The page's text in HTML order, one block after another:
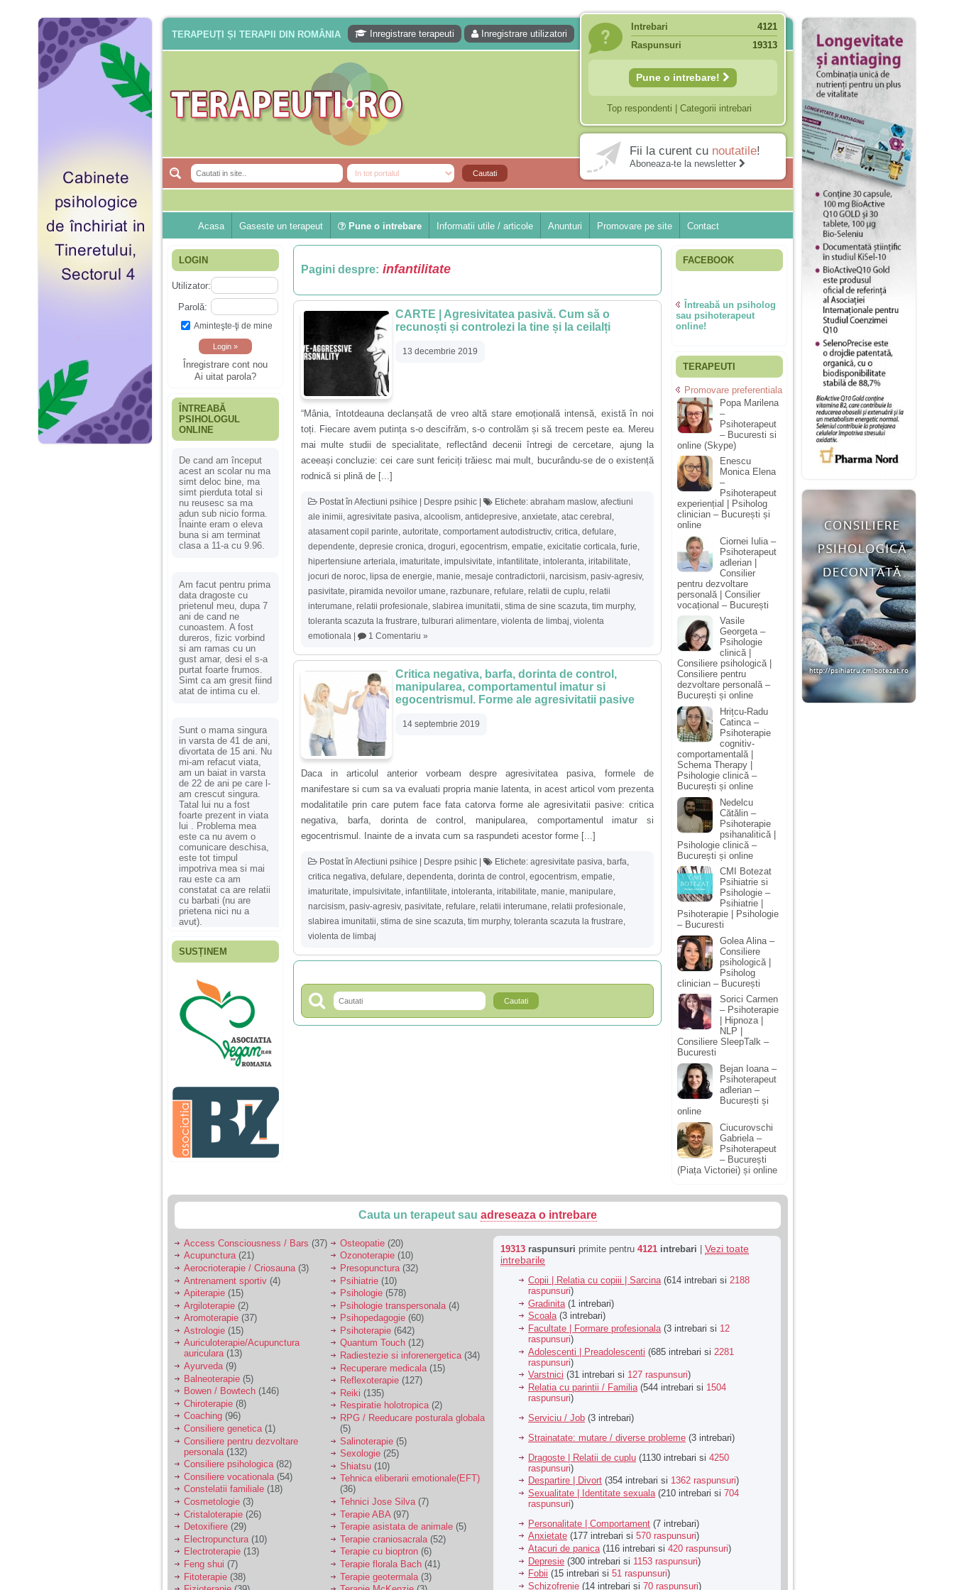
TERAPEUȚI ȘI TERAPII DIN ROMÂNIA Inregistrare terapeuti Inregistrare utilizatori
Intrebari
4121
Raspunsuri
19313
Pune o intrebare!
Top respondenti Categorii intrebari
Fii la curent cu noutatile!
Aboneaza-te la newsletter
Acasa Gaseste un terapeut Pune o intrebare Informatii utile / articole Anunturi Promovare pe site Contact
LOGIN
Utilizator:
Parolă:
Aminteşte-ţi de mine
Înregistrare cont nou
Ai uitat parola?
ÎNTREABĂ
PSIHOLOGUL
ONLINE
De cand am început
acest an scolar nu ma
simt deloc bine, ma
simt pierduta total si
nu reusesc sa ma
adun sub nicio forma.
Înainte eram o eleva
buna si am terminat
clasa a 11-a cu 9.96.
Am facut pentru prima
data dragoste cu
prietenul meu, dupa 7
ani de cand ne
cunoastem. A fost
dureros, fizic vorbind
si am ramas cu un
gust amar, desi el s-a
purtat foarte frumos.
Simt ca am gresit fiind
atat de intima cu el.
Sunt o mama singura
in varsta de 41 de ani,
divortata de 15 ani. Nu
mi-am refacut viata,
am un baiat in varsta
de 22 de ani pe care l-
am crescut singura.
Tatal lui nu a fost
foarte prezent in viata
lui . Problema mea
este ca nu avem o
comunicare deschisa,
este tot timpul
impotriva mea si mai
rau este ca am
constatat ca are relatii
cu barbati (nu are
prietena nici nu a
avut).
Fiica mea s-a nascut
ani, privind in urma
realizez cat de multe
greseli am facut in
educatia si cresterea
ei, am fost o mama
egoista, preocupata
de implinirea
profesionala, cand ea
era mica am neglijat-
agresiva, orice
greseala era taxata cu
o palma sau pedepse.
De 4 ani am o relatie
serioasa cu un barbat
sa se manifeste o
Ma aflu aici pentru ca
vreau sa stiu daca am
nevoie de un psiholog
sau psihiatru.
Sunt casatorita, am
31 de ani si un copil in
varsta de 2 ani care
mi-e lumina ochilor.
De ceva timp simt ca
mi s-a adunat
oboseala, o oboseala
cronica de care nu pot
scapa si simt ca din
cauza ei nu pot
controla nervii si
cateodata are copilul
de suferit.
Am o bariera peste
care nu pot trece:
prietena mea a ramas
insarcinata cu o fata.
Am fost de comun
acord sa facem un
copil, cu gandul ca e
baiat.
SUSȚINEM
Pagini despre: infantilitate
CARTE | Agresivitatea pasivă. Cum să o
recunoști și controlezi la tine și la ceilalți
13 decembrie 2019
“Mânia, întotdeauna declanșată de vreo altă stare emoțională intensă, există în noi
toți. Fiecare avem putința s-o descifrăm, s-o controlăm și să trecem peste ea. Mereu
mai multe studii de specialitate, reflectând decenii întregi de cercetare, ajung la
aceeași concluzie: cei care sunt fericiți trăiesc mai mult, bucurându-se de o existență
rodnică si plină de [...]
Postat în Afectiuni psihice | Despre psihic | Etichete: abraham maslow, afectiuni
ale inimii agresivitate pasiva alcoolism antidepresive anxietate atac cerebral
atasament copil parinte autoritate comportament autodistructiv, critica defulare
dependente depresie cronica droguri egocentrism empatie exicitatie corticala furie
hipertensiune arteriala imaturitate impulsivitate infantilitate intoleranta iritabilitate
jocuri de noroc lipsa de energie manie mesaje contradictorii narcisism pasiv-agresiv,
pasivitate piramida nevoilor umane razbunare refulare relatii de cuplu relatii
interumane relatii profesionale slabirea imunitatii stima de sine scazuta tim murphy,
toleranta scazuta la frustrare tulburari alimentare violenta de limbaj violenta
emotionala | 1 Comentariu »
Critica negativa, barfa, dorinta de control,
manipularea, comportamentul imatur si
egocentrismul. Forme ale agresivitatii pasive
14 septembrie 2019
Daca in articolul anterior vorbeam despre agresivitatea pasiva, formele de
manifestare si cum sa va evaluati propria manie latenta, in acest articol vom prezenta
modalitatile prin care putem face fata catorva forme ale agresivitatii pasive: critica
negativa, barfa, dorinta de control, manipularea, comportamentul imatur si
egocentrismul. Inainte de a invata cum sa raspundeti acestor forme [...]
Postat în Afectiuni psihice | Despre psihic | Etichete: agresivitate pasiva barfa
critica negativa defulare dependenta dorinta de control egocentrism empatie
imaturitate impulsivitate infantilitate intoleranta iritabilitate manie manipulare
narcisism pasiv-agresiv, pasivitate refulare relatii interumane relatii profesionale
slabirea imunitatii stima de sine scazuta tim murphy, toleranta scazuta la frustrare
violenta de limbaj
FACEBOOK
Întreabă un psiholog
sau psihoterapeut
online!
TERAPEUTI
Promovare preferentiala
Popa Marilena
–
Psihoterapeut
– Bucuresti si
online (Skype)
Enescu
Monica Elena
–
Psihoterapeut
experiențial | Psiholog
clinician – București și
online
Ciornei Iulia –
Psihoterapeut
adlerian |
Consilier
pentru dezvoltare
personală | Consilier
vocațional – București
Vasile
Georgeta –
Psihologie
clinică |
Consiliere psihologică |
Consiliere pentru
dezvoltare personală –
București și online
Hrițcu-Radu
Catinca –
Psihoterapie
cognitiv-
comportamentală |
Schema Therapy |
Psihologie clinică –
București și online
Nedelcu
Cătălin –
Psihoterapie
psihanalitică |
Psihologie clinică –
București și online
CMI Botezat
Psihiatrie si
Psihologie –
Psihiatrie |
Psihoterapie | Psihologie
– Bucuresti
Golea Alina –
Consiliere
psihologică |
Psiholog
clinician – București
Sorici Carmen
– Psihoterapie
| Hipnoza |
NLP |
Consiliere SleepTalk –
Bucuresti
Bejan Ioana –
Psihoterapeut
adlerian –
București și
online
Ciucurovschi
Gabriela –
Psihoterapeut
– București
(Piața Victoriei) și online
Cauta un terapeut sau adreseaza o intrebare
Access Consciousness / Bars (37)
Acupunctura(21)
Aerocrioterapie / Criosauna (3)
Antrenament sportiv (4)
Apiterapie (15)
Argiloterapie (2)
Aromoterapie (37)
Astrologie (15)
Auriculoterapie/Acupunctura
auriculara(13)
Ayurveda(9)
Balneoterapie (5)
Bowen / Bowtech (146)
Chiroterapie (8)
Coaching (96)
Consiliere genetica(1)
Consiliere pentru dezvoltare
personala (132)
Consiliere psihologica(82)
Consiliere vocationala (54)
Constelatii familiale (18)
Cosmetologie (3)
Cristaloterapie (26)
Detoxifiere (29)
Electropunctura (10)
Electroterapie (13)
Feng shui (7)
Fitoterapie (38)
Osteopatie (20)
Ozonoterapie (10)
Presopunctura (32)
Psihiatrie (10)
Psihologie (578)
Psihologie transpersonala (4)
Psihopedagogie (60)
Psihoterapie (642)
Quantum Touch (12)
Radiestezie si inforenergetica(34)
Recuperare medicala (15)
Reflexoterapie (127)
Reiki (135)
Respiratie holotropica(2)
RPG / Reeducare posturala globala
(5)
Salinoterapie (5)
Sexologie (25)
Shiatsu (10)
Tehnica eliberarii emotionale(EFT)
(36)
Tehnici Jose Silva(7)
Terapie ABA (97)
Terapie asistata de animale (5)
Terapie craniosacrala (52)
Terapie cu bioptron (6)
Terapie florala Bach (41)
Terapie geotermala (3)
19313 raspunsuri primite pentru 4121 intrebari
Vezi toate
intrebarile
Copii | Relatia cu copiii | Sarcina(614 intrebari si 2188
raspunsuri)
Gradinita (1 intrebari)
Scoala(3 intrebari)
Facultate | Formare profesionala (3 intrebari si 12
raspunsuri)
Adolescenti | Preadolescenti (685 intrebari si 2281
raspunsuri)
Varstnici (31 intrebari si 127 raspunsuri)
Relatia cu parintii / Familia (544 intrebari si 1504
raspunsuri)
Serviciu / Job (3 intrebari)
Strainatate: mutare / diverse probleme (3 intrebari)
Dragoste | Relatii de cuplu (1130 intrebari si 4250
raspunsuri)
Despartire | Divort (354 intrebari si 1362 raspunsuri)
Sexualitate | Identitate sexuala (210 intrebari si 704
raspunsuri)
Personalitate | Comportament (7 intrebari)
Anxietate (177 intrebari si 570 raspunsuri)
Atacuri de panica(116 intrebari si 420 raspunsuri)
Depresie (300 intrebari si 1153 raspunsuri)
Fobii (15 intrebari si 51 raspunsuri)
Schizofrenie (14 intrebari si 70 raspunsuri)